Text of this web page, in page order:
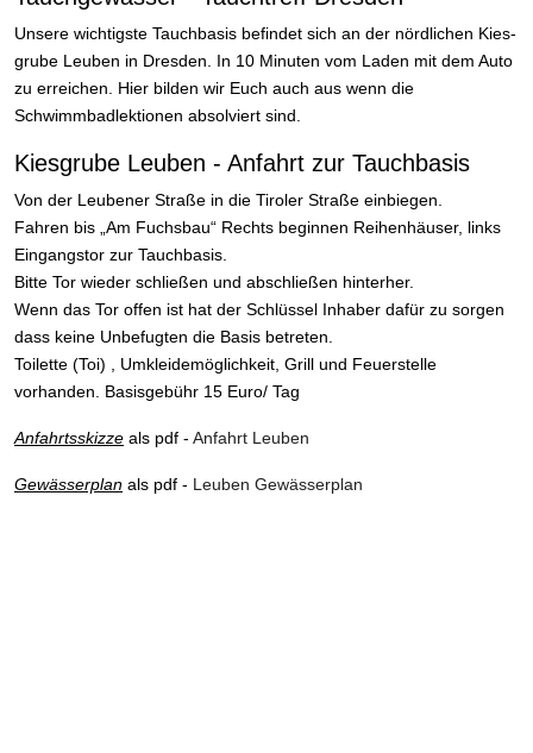
Unsere wichtigste Tauch­ba­sis befindet sich an der nördlichen Kies­
grube Leuben in Dresden. In 10 Minuten vom Laden mit dem Auto
zu erreichen. Hier bilden wir Euch auch aus wenn die
Schwimmbadlektionen absolviert sind.
Kiesgrube Leuben - Anfahrt zur Tauch­ba­sis
Von der Leubener Straße in die Tiroler Straße ein­biegen.
Fahren bis „Am Fuchsbau“ Rechts beginnen Reihenhäuser, links
Eingangstor zur Tauchbasis.
Bitte Tor wieder schließen und abschließen hinterher.
Wenn das Tor offen ist hat der Schlüssel Inhaber dafür zu sorgen
dass keine Unbefugten die Basis betreten.
Toilette (Toi) , Umkleidemöglichkeit, Grill und Feuerstelle
vorhanden. Basisgebühr 15 Euro/ Tag
Anfahrtsskizze als pdf - Anfahrt Leuben
Gewässerplan als pdf - Leuben Gewässerplan